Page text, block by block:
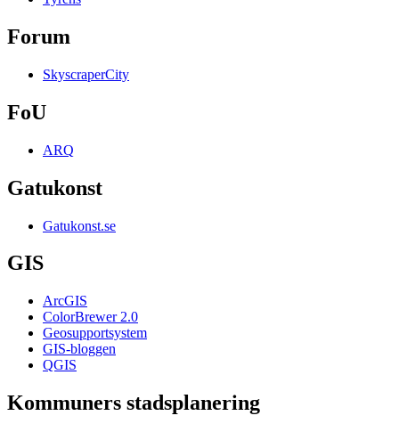
Forum
SkyscraperCity
FoU
ARQ
Gatukonst
Gatukonst.se
GIS
ArcGIS
ColorBrewer 2.0
Geosupportsystem
GIS-bloggen
QGIS
Kommuners stadsplanering